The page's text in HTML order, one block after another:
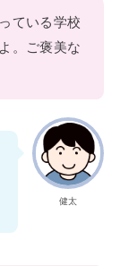
ている学校
。ご褒美な
健太